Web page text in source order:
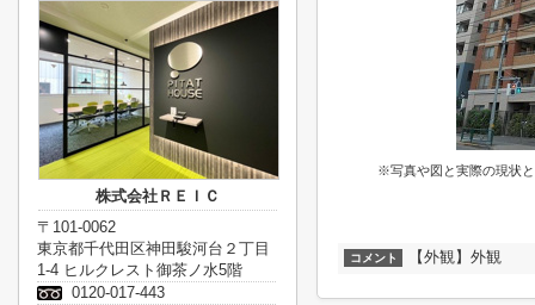
※写真や図と実際の現状
コメント 【外観】外観
株式会社ＲＥＩＣ
〒101-0062
東京都千代田区神田駿河台２丁目
1-4 ヒルクレスト御茶ノ水5階
0120-017-443